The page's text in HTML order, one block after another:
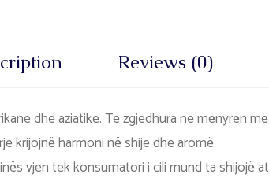
Reviews (0)
dhe aziatike. Të zgjedhura në mënyrën
krijojnë harmoni në shije dhe aromë.
vjen tek konsumatori i cili mund ta shijojë